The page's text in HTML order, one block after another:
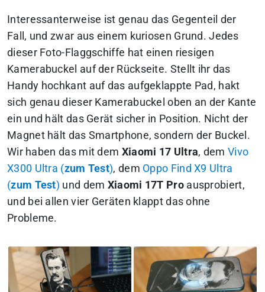
Interessanterweise ist genau das Gegenteil der
Fall, und zwar aus einem kuriosen Grund. Jedes
dieser Foto-Flaggschiffe hat einen riesigen
Kamerabuckel auf der Rückseite. Stellt ihr das
Handy hochkant auf das aufgeklappte Pad, hakt
sich genau dieser Kamerabuckel oben an der Kante
ein und hält das Gerät sicher in Position. Nicht der
Magnet hält das Smartphone, sondern der Buckel.
Wir haben das mit dem Xiaomi 17 Ultra, dem Vivo
X300 Ultra (zum Test), dem Oppo Find X9 Ultra
(zum Test) und dem Xiaomi 17T Proausprobiert,
und bei allen vier Geräten klappt das ohne
Probleme.